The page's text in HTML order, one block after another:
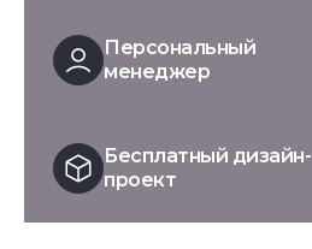
Персональный
менеджер
Бесплатный дизайн-
проект